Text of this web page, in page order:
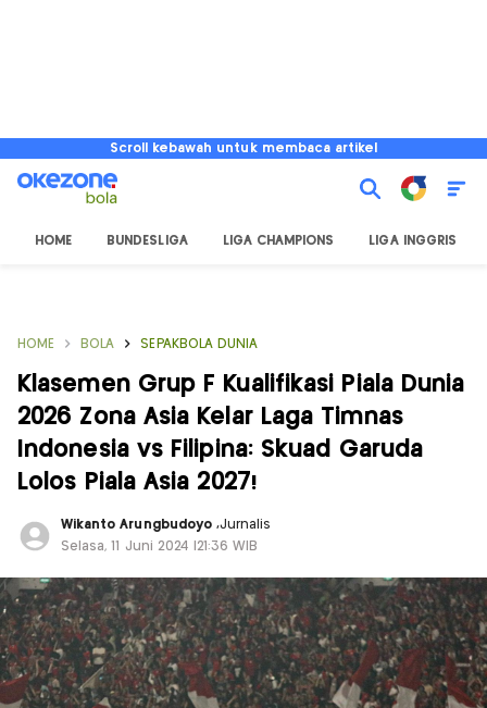
Scroll kebawah untuk membaca artikel
HOME BUNDESLIGA LIGA CHAMPIONS LIGA INGGRIS
HOME BOLA SEPAKBOLA DUNIA
Klasemen Grup F Kualifikasi Piala Dunia
2026 Zona Asia Kelar Laga Timnas
Indonesia vs Filipina: Skuad Garuda
Lolos Piala Asia 2027!
Wikanto Arungbudoyo ,Jurnalis
Selasa, 11 Juni 2024 |21:36 WIB